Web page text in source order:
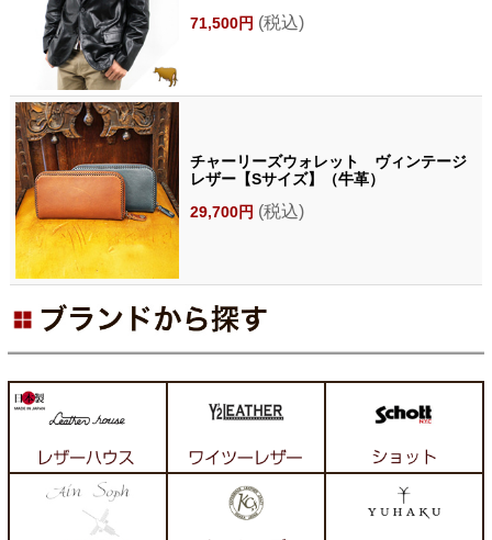
71,500円 (税込)
チャーリーズウォレット ヴィンテージ
レザー【Sサイズ】（牛革）
29,700円 (税込)